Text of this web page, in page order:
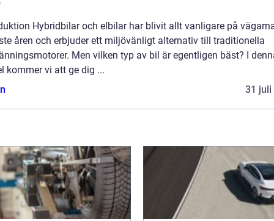
Hybridbilar och elbilar har blivit allt vanligare på
åren och erbjuder ett miljövänligt alternativ till traditionella
Men vilken typ av bil är egentligen bäst? I
kommer vi att ge dig ...
31 juli